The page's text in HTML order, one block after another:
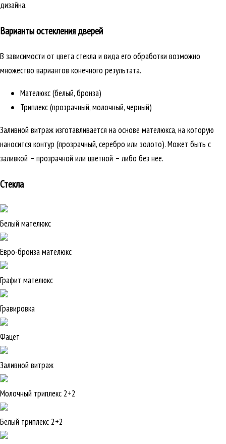
дизайна.
Варианты остекления дверей
В зависимости от цвета стекла и вида его обработки возможно
множество вариантов конечного результата.
Мателюкс (белый, бронза)
Триплекс (прозрачный, молочный, черный)
Заливной витраж изготавливается на основе мателюкса, на которую
наносится контур (прозрачный, серебро или золото). Может быть с
заливкой – прозрачной или цветной – либо без нее.
Стекла
Белый мателюкс
Евро-бронза мателюкс
Графит мателюкс
Гравировка
Фацет
Заливной витраж
Молочный триплекс 2+2
Белый триплекс 2+2